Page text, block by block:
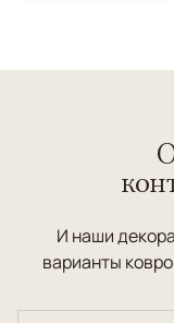
И наши
варианты